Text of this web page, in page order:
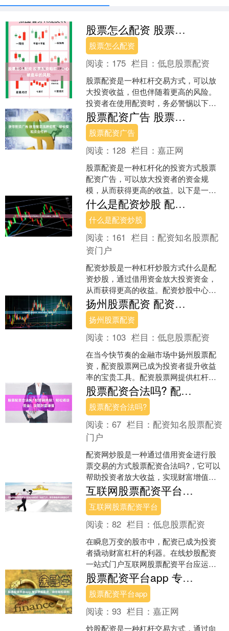
股票怎么配资 股票配资陷阱：小心被套牢的风险
股票怎么配资
阅读： 175 栏目：低息股票配资
股票配资是一种杠杆交易方式，可以放
大投资收益，但也伴随着更高的风险。
投资者在使用配资时，务必警惕以下陷
阱： 期货配资的原理是，投资者向配资
公司缴纳一定比例的保证....
股票配资广告 股票配资流程指南：轻松实现资金杠杆
股票配资广告
阅读： 128 栏目：嘉正网
股票配资是一种杠杆化的投资方式股票
配资广告，可以放大投资者的资金规
模，从而获得更高的收益。以下是一份
股票配资流程指南，帮助您轻松实现资
金杠杆： 当然，配资也有一....
什么是配资炒股 配资炒股中心入：助您资金翻倍，财富增值
什么是配资炒股
阅读： 161 栏目：配资知名股票配
资门户
配资炒股是一种杠杆炒股方式什么是配
资炒股，通过借用资金放大投资资金，
从而获得更高的收益。配资炒股中心为
投资者提供专业、安全的配资服务，帮
助您实现资金翻倍，财富增....
扬州股票配资 配资股票网：助你投资更轻松，收益更丰厚
扬州股票配资
阅读： 103 栏目：低息股票配资
在当今快节奏的金融市场中扬州股票配
资，配资股票网已成为投资者提升收益
率的宝贵工具。配资股票网提供杠杆交
易服务，允许投资者以更高的资金量进
行交易，从而放大潜在收益....
股票配资合法吗? 配资网炒股：轻松撬动资金，实现财富增值
股票配资合法吗?
阅读：67 栏目：配资知名股票配资
门户
配资网炒股是一种通过借用资金进行股
票交易的方式股票配资合法吗?，它可以
帮助投资者放大收益，实现财富增值。 *
**放大资金规模：**配资公司提供高达10
倍的杠杆....
互联网股票配资平台 在线炒股配资一站式门户，助您轻松撬动财富杠杆
互联网股票配资平台
阅读：82 栏目：低息股票配资
在瞬息万变的股市中，配资已成为投资
者撬动财富杠杆的利器。在线炒股配资
一站式门户互联网股票配资平台应运而
生，为投资者提供便捷、高效的配资服
务。 1. **选择配资....
股票配资平台app 专业炒股配资，助您轻松获利
股票配资平台app
阅读：93 栏目：嘉正网
炒股配资是一种杠杆交易方式，通过向